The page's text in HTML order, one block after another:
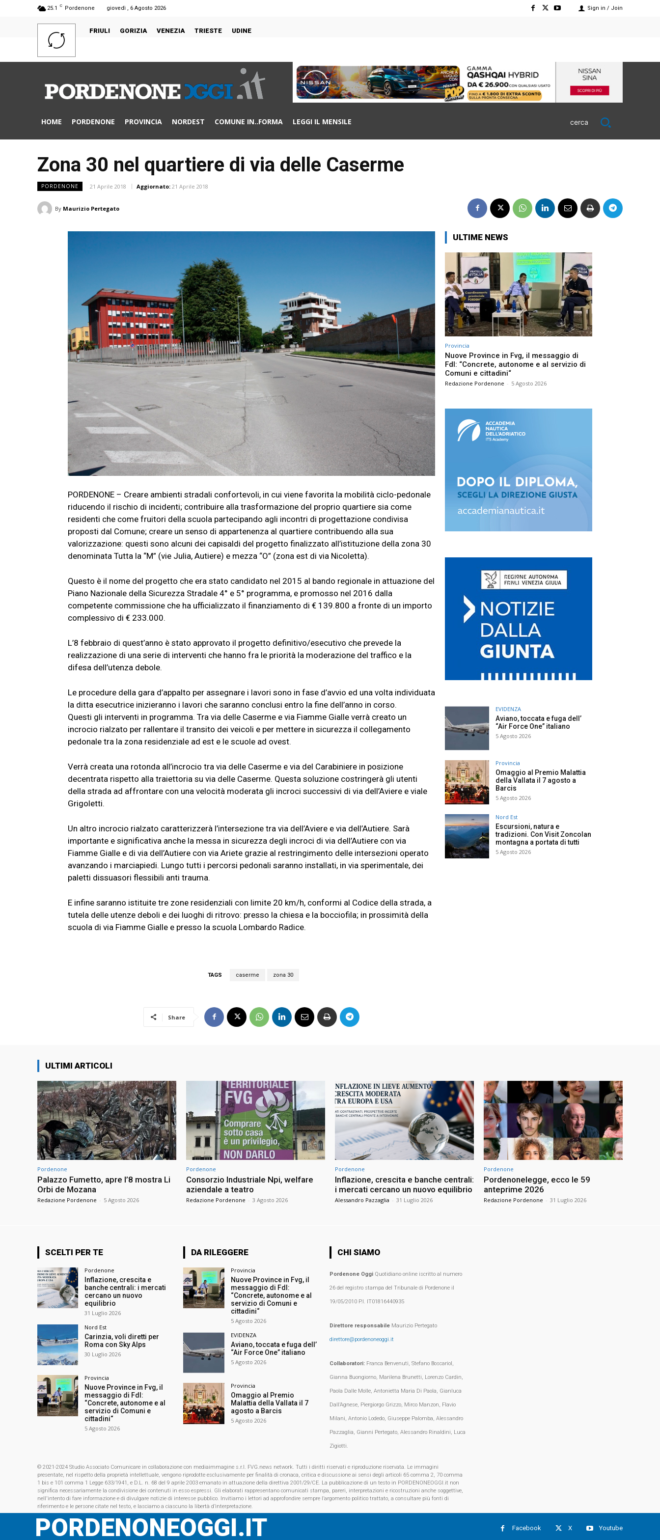
25.1 C Pordenone giovedì , 6 Agosto 2026 Sign in / Join
FRIULI GORIZIA VENEZIA TRIESTE UDINE
HOME PORDENONE PROVINCIA NORDEST COMUNE IN..FORMA LEGGI IL MENSILE cerca
Zona 30 nel quartiere di via delle Caserme
PORDENONE 21 Aprile 2018 Aggiornato: 21 Aprile 2018
By Maurizio Pertegato
PORDENONE – Creare ambienti stradali confortevoli, in cui viene favorita la mobilità ciclo-pedonale
riducendo il rischio di incidenti; contribuire alla trasformazione del proprio quartiere sia come
residenti che come fruitori della scuola partecipando agli incontri di progettazione condivisa
proposti dal Comune; creare un senso di appartenenza al quartiere contribuendo alla sua
valorizzazione: questi sono alcuni dei capisaldi del progetto finalizzato all’istituzione della zona 30
denominata Tutta la “M” (vie Julia, Autiere) e mezza “O” (zona est di via Nicoletta).
Questo è il nome del progetto che era stato candidato nel 2015 al bando regionale in attuazione del
Piano Nazionale della Sicurezza Stradale 4° e 5° programma, e promosso nel 2016 dalla
competente commissione che ha ufficializzato il finanziamento di € 139.800 a fronte di un importo
complessivo di € 233.000.
L’8 febbraio di quest’anno è stato approvato il progetto definitivo/esecutivo che prevede la
realizzazione di una serie di interventi che hanno fra le priorità la moderazione del traffico e la
difesa dell’utenza debole.
Le procedure della gara d’appalto per assegnare i lavori sono in fase d’avvio ed una volta individuata
la ditta esecutrice inizieranno i lavori che saranno conclusi entro la fine dell’anno in corso.
Questi gli interventi in programma. Tra via delle Caserme e via Fiamme Gialle verrà creato un
incrocio rialzato per rallentare il transito dei veicoli e per mettere in sicurezza il collegamento
pedonale tra la zona residenziale ad est e le scuole ad ovest.
Verrà creata una rotonda all’incrocio tra via delle Caserme e via del Carabiniere in posizione
decentrata rispetto alla traiettoria su via delle Caserme. Questa soluzione costringerà gli utenti
della strada ad affrontare con una velocità moderata gli incroci successivi di via dell’Aviere e viale
Grigoletti.
Un altro incrocio rialzato caratterizzerà l’intersezione tra via dell’Aviere e via dell’Autiere. Sarà
importante e significativa anche la messa in sicurezza degli incroci di via dell’Autiere con via
Fiamme Gialle e di via dell’Autiere con via Ariete grazie al restringimento delle intersezioni operato
avanzando i marciapiedi. Lungo tutti i percorsi pedonali saranno installati, in via sperimentale, dei
paletti dissuasori flessibili anti trauma.
E infine saranno istituite tre zone residenziali con limite 20 km/h, conformi al Codice della strada, a
tutela delle utenze deboli e dei luoghi di ritrovo: presso la chiesa e la bocciofila; in prossimità della
scuola di via Fiamme Gialle e presso la scuola Lombardo Radice.
TAGS caserme zona 30
Share
ULTIME NEWS
Provincia
Nuove Province in Fvg, il messaggio di
FdI: “Concrete, autonome e al servizio di
Comuni e cittadini“
Redazione Pordenone - 5 Agosto 2026
EVIDENZA
Aviano, toccata e fuga dell’
“Air Force One” italiano
5 Agosto 2026
Provincia
Omaggio al Premio Malattia
della Vallata il 7 agosto a
Barcis
5 Agosto 2026
Nord Est
Escursioni, natura e
tradizioni. Con Visit Zoncolan
montagna a portata di tutti
5 Agosto 2026
ULTIMI ARTICOLI
Pordenone
Palazzo Fumetto, apre l’8 mostra Li
Orbi de Mozana
Redazione Pordenone - 5 Agosto 2026
Pordenone
Consorzio Industriale Npi, welfare
aziendale a teatro
Redazione Pordenone - 3 Agosto 2026
Pordenone
Inflazione, crescita e banche centrali:
i mercati cercano un nuovo equilibrio
Alessandro Pazzaglia - 31 Luglio 2026
Pordenone
Pordenonelegge, ecco le 59
anteprime 2026
Redazione Pordenone - 31 Luglio 2026
SCELTI PER TE
Pordenone
Inflazione, crescita e
banche centrali: i mercati
cercano un nuovo
equilibrio
31 Luglio 2026
Nord Est
Carinzia, voli diretti per
Roma con Sky Alps
30 Luglio 2026
Provincia
Nuove Province in Fvg, il
messaggio di FdI:
“Concrete, autonome e al
servizio di Comuni e
cittadini“
5 Agosto 2026
DA RILEGGERE
Provincia
Nuove Province in Fvg, il
messaggio di FdI:
“Concrete, autonome e al
servizio di Comuni e
cittadini“
5 Agosto 2026
EVIDENZA
Aviano, toccata e fuga dell’
“Air Force One” italiano
5 Agosto 2026
Provincia
Omaggio al Premio
Malattia della Vallata il 7
agosto a Barcis
5 Agosto 2026
CHI SIAMO
Pordenone OggiQuotidiano online iscritto al numero
26 del registro stampa del Tribunale di Pordenone il
19/05/2010 P.I. IT01816440935
Direttore responsabileMaurizio Pertegato
direttore@pordenoneoggi.it
Collaboratori:Franca Benvenuti, Stefano Boscariol,
Gianna Buongiorno, Marilena Brunetti, Lorenzo Cardin,
Paola Dalle Molle, Antonietta Maria Di Paola, Gianluca
Dall’Agnese, Piergiorgo Grizzo, Mirco Manzon, Flavio
Milani, Antonio Lodedo, Giuseppe Palomba, Alessandro
Pazzaglia, Gianni Pertegato, Alessandro Rinaldini, Luca
Zigiotti.
© 2021-2024 Studio Associato Comunicare in collaborazione con mediaimmagine s.r.l. FVG.news network. Tutti i diritti riservati e riproduzione riservata. Le immagini
presentate, nel rispetto della proprietà intellettuale, vengono riprodotte esclusivamente per finalità di cronaca, critica e discussione ai sensi degli articoli 65 comma 2, 70 comma
1 bis e 101 comma 1 Legge 633/1941, e D.L. n. 68 del 9 aprile 2003 emanato in attuazione della direttiva 2001/29/CE. La pubblicazione di un testo in PORDENONEOGGI.it non
significa necessariamente la condivisione dei contenuti in esso espressi. Gli elaborati rappresentano comunicati stampa, pareri, interpretazioni e ricostruzioni anche soggettive,
nell'intento di fare informazione e di divulgare notizie di interesse pubblico. Invitiamo i lettori ad approfondire sempre l’argomento politico trattato, a consultare più fonti di
riferimento e le persone citate nel testo, e lasciamo a ciascuno la libertà d’interpretazione.
PORDENONEOGGI.IT Facebook X Youtube